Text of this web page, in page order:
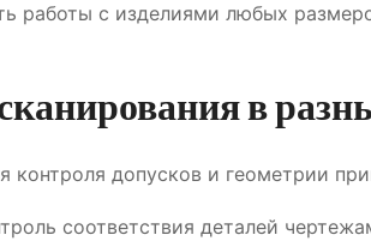
работы с изделиями любых
в
контроля допусков и геометрии
соответствия деталей